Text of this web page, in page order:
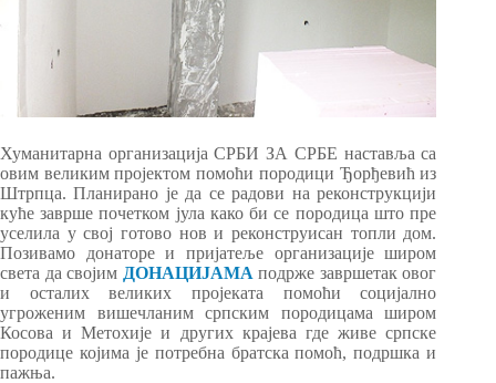
Хуманитарна организација СРБИ ЗА СРБЕ наставља са
овим великим пројектом помоћи породици Ђорђевић из
Штрпца. Планирано је да се радови на реконструкцији
куће заврше почетком јула како би се породица што пре
уселила у свој готово нов и реконструисан топли дом.
Позивамо донаторе и пријатеље организације широм
света да својим ДОНАЦИЈАМА подрже завршетак овог
и осталих великих пројеката помоћи социјално
угроженим вишечланим српским породицама широм
Косова и Метохије и других крајева где живе српске
породице којима је потребна братска помоћ, подршка и
пажња.